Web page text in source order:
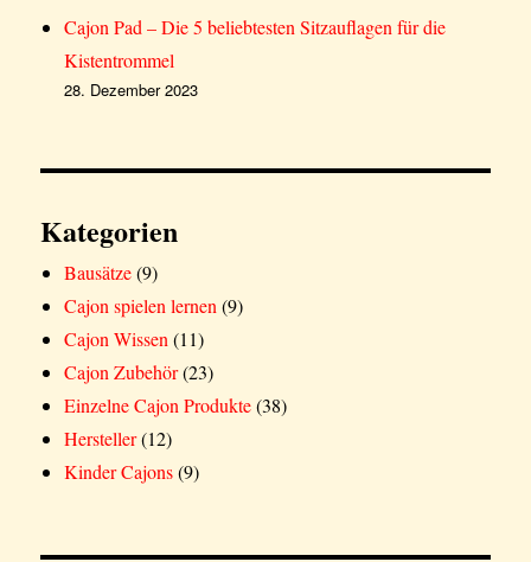
Cajon Pad – Die 5 beliebtesten Sitzauflagen für die
Kistentrommel
28. Dezember 2023
Kategorien
Bausätze(9)
Cajon spielen lernen(9)
Cajon Wissen(11)
Cajon Zubehör(23)
Einzelne Cajon Produkte(38)
Hersteller(12)
Kinder Cajons(9)